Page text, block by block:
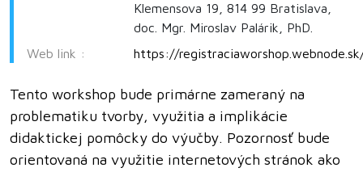
Klemensova 19, 814 99 Bratislava,
doc. Mgr. Miroslav Palárik, PhD.
Web link :
https://
Tento workshop bude primárne zameraný na
problematiku tvorby, využitia a implikácie
didaktickej pomôcky do výučby. Pozornosť bude
orientovaná na využitie internetových stránok ako